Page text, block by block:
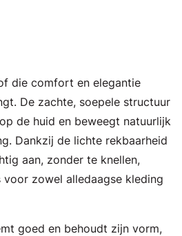
die comfort en elegantie
De zachte, soepele structuur
de huid en beweegt natuurlijk
Dankzij de lichte rekbaarheid
aan, zonder te knellen,
zowel alledaagse kleding
goed en behoudt zijn vorm,